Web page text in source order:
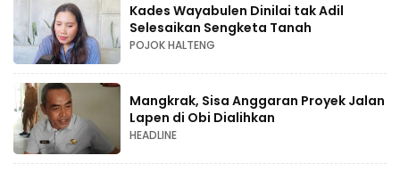
Kades Wayabulen Dinilai tak Adil
Selesaikan Sengketa Tanah
POJOK HALTENG
Mangkrak, Sisa Anggaran Proyek Jalan
Lapen di Obi Dialihkan
HEADLINE